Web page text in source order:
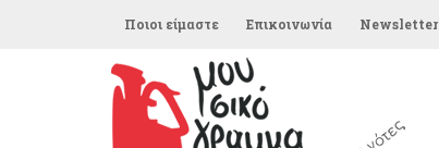
Ποιοι είμαστε Επικοινωνία Newsletter